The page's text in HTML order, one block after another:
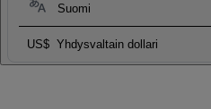
Suomi
US$ Yhdysvaltain dollari